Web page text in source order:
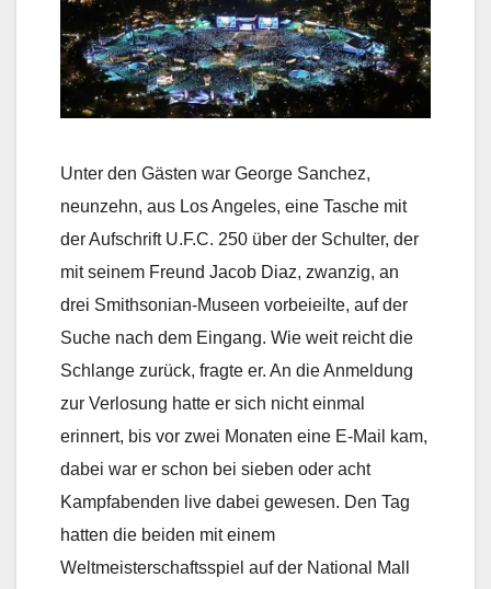
Unter den Gästen war George Sanchez,
neunzehn, aus Los Angeles, eine Tasche mit
der Aufschrift U.F.C. 250 über der Schulter, der
mit seinem Freund Jacob Diaz, zwanzig, an
drei Smithsonian-Museen vorbeieilte, auf der
Suche nach dem Eingang. Wie weit reicht die
Schlange zurück, fragte er. An die Anmeldung
zur Verlosung hatte er sich nicht einmal
erinnert, bis vor zwei Monaten eine E-Mail kam,
dabei war er schon bei sieben oder acht
Kampfabenden live dabei gewesen. Den Tag
hatten die beiden mit einem
Weltmeisterschaftsspiel auf der National Mall